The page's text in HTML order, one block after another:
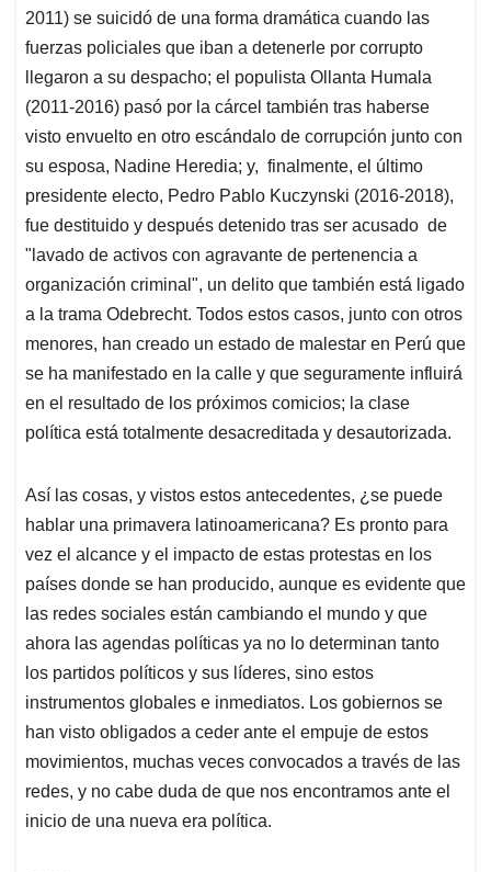
2011) se suicidó de una forma dramática cuando las
fuerzas policiales que iban a detenerle por corrupto
llegaron a su despacho; el populista Ollanta Humala
(2011-2016) pasó por la cárcel también tras haberse
visto envuelto en otro escándalo de corrupción junto con
su esposa, Nadine Heredia; y, finalmente, el último
presidente electo, Pedro Pablo Kuczynski (2016-2018),
fue destituido y después detenido tras ser acusado de
"lavado de activos con agravante de pertenencia a
organización criminal", un delito que también está ligado
a la trama Odebrecht. Todos estos casos, junto con otros
menores, han creado un estado de malestar en Perú que
se ha manifestado en la calle y que seguramente influirá
en el resultado de los próximos comicios; la clase
política está totalmente desacreditada y desautorizada.
Así las cosas, y vistos estos antecedentes, ¿se puede
hablar una primavera latinoamericana? Es pronto para
vez el alcance y el impacto de estas protestas en los
países donde se han producido, aunque es evidente que
las redes sociales están cambiando el mundo y que
ahora las agendas políticas ya no lo determinan tanto
los partidos políticos y sus líderes, sino estos
instrumentos globales e inmediatos. Los gobiernos se
han visto obligados a ceder ante el empuje de estos
movimientos, muchas veces convocados a través de las
redes, y no cabe duda de que nos encontramos ante el
inicio de una nueva era política.